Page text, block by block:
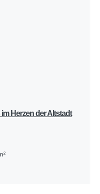
Herzen der Altstadt